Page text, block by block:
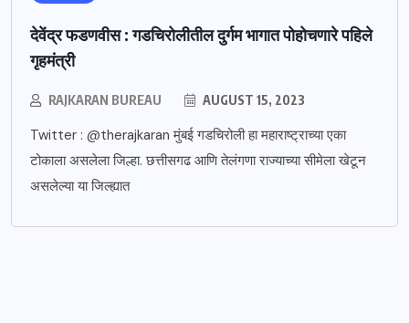
देवेंद्र फडणवीस : गडचिरोलीतील दुर्गम भागात पोहोचणारे पहिले
गृहमंत्री
RAJKARAN BUREAU AUGUST 15, 2023
Twitter : @therajkaran मुंबई गडचिरोली हा महाराष्ट्राच्या एका
टोकाला असलेला जिल्हा. छत्तीसगढ आणि तेलंगणा राज्याच्या सीमेला खेटून
असलेल्या या जिल्ह्यात